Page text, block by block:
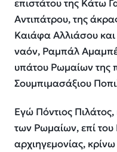
επιστάτου της Κάτω
Αντιπάτρου, της
Καιάφα Αλλιάσου και
ναόν, Ραμπάλ
υπάτου Ρωμαίων της
Σουμπιμασάξιου
Εγώ Πόντιος
των Ρωμαίων, επί του
αρχιηγεμονίας,